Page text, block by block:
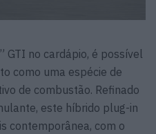
GTI no cardápio, é possível
como uma espécie de
de combustão. Refinado
este híbrido plug-in
contemporânea, com o